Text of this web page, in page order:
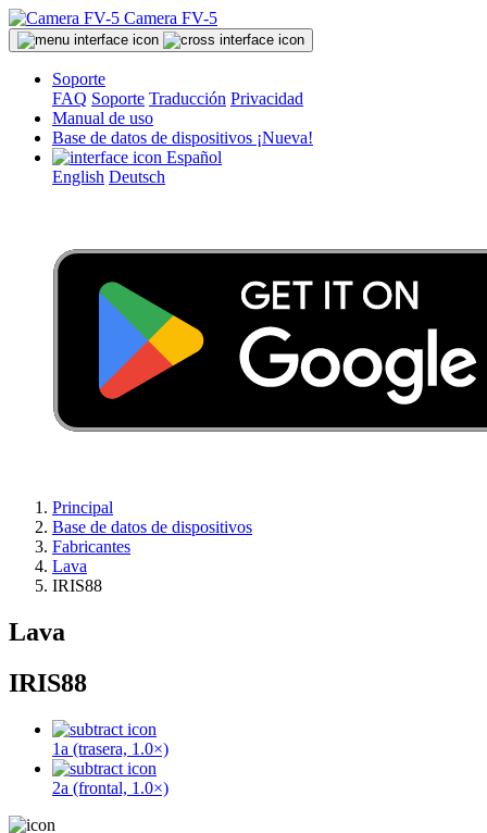
Camera FV-5
Soporte
FAQ Soporte Traducción Privacidad
Manual de uso
Base de datos de dispositivos ¡Nueva!
Español
English Deutsch
Principal
Base de datos de dispositivos
Fabricantes
Lava
IRIS88
Lava
IRIS88
1a (trasera, 1.0×)
2a (frontal, 1.0×)